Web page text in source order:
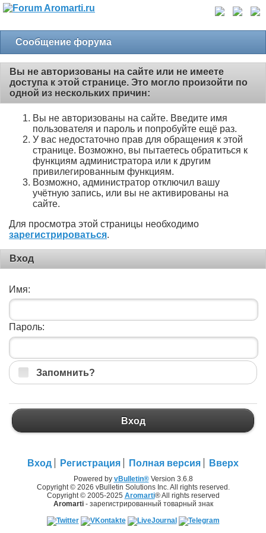
Сообщение форума
Вы не авторизованы на сайте или не имеете
доступа к этой странице. Это могло произойти по
одной из нескольких причин:
Вы не авторизованы на сайте. Введите имя
пользователя и пароль и попробуйте ещё раз.
У вас недостаточно прав для обращения к этой
странице. Возможно, вы пытаетесь обратиться к
функциям администратора или к другим
привилегированным функциям.
Возможно, администратор отключил вашу
учётную запись, или вы не активированы на
сайте.
Для просмотра этой страницы необходимо
зарегистрироваться.
Вход
Имя:
Пароль:
Запомнить?
Вход
Вход Регистрация Полная версия Вверх
Powered by vBulletin®Version 3.6.8
Copyright © 2026 vBulletin Solutions Inc. All rights reserved.
Copyright © 2005-2025 Aromarti® All rights reserved
Aromarti- зарегистрированный товарный знак